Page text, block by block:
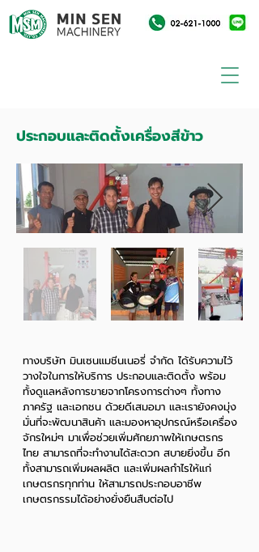
ประกอบและติดตั้งเครื่องสีข้าว
ทางบริษัท มินเซนแมชีนเนอรี่ จำกัด ได้รับความไว้
วางใจในการให้บริการ ประกอบและติดตั้ง พร้อม
ทั้งดูแลหลังการขายจากโครงการต่างๆ ทั้งทาง
ภาครัฐ และเอกชน ด้วยดีเสมอมา และเรายังคงมุ่ง
มั่นที่จะพัฒนาสินค้า และมองหาอุปกรณ์หรือเครื่อง
จักรใหม่ๆ มาเพื่อช่วยเพิ่มศักยภาพให้เกษตรกร
ไทย สามารถที่จะทำงานได้สะดวก สบายยิ่งขึ้น อีก
ทั้งสามารถเพิ่มผลผลิต และเพิ่มผลกำไรให้แก่
เกษตรกรทุกท่าน ให้สามารถประกอบอาชีพ
เกษตรกรรมได้อย่างยั่งยืนสืบต่อไป